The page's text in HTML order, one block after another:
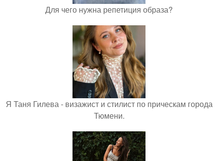
Для чего нужна репетиция образа?
Я Таня Гилева - визажист и стилист по прическам города
Тюмени.